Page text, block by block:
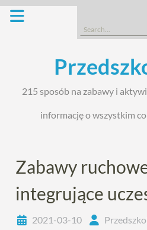
Skip
Search
for:
215 sposób na zabawy i
informację o wszystkim
Zabawy
integrujące
2021-03-10